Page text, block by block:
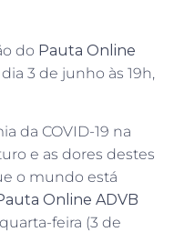
do Pauta Online
3 de junho às 19h,
da COVID-19 na
e as dores destes
o mundo está
Online ADVB
feira (3 de